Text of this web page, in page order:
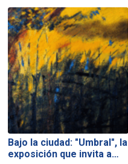
Bajo la ciudad: "Umbral", la
exposición que invita a…